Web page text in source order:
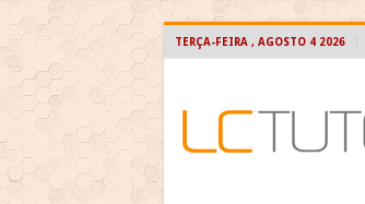
TERÇA-FEIRA , AGOSTO 4 2026